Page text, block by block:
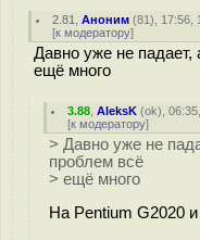
2.81 ,Аноним (81), 17:56,
[к модератору]
Давно уже не падает,
ещё много
3.88 ,AleksK (ok),
[к модератору]
> Давно уже не
проблем всё
> ещё много
На Pentium G2020